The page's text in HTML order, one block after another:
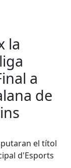
la
a
de
el títol
d'Esports